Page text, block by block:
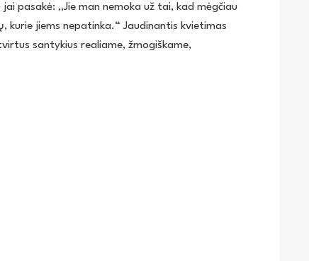
pasakė: „Jie man nemoka už tai, kad mėgčiau
kurie jiems nepatinka.“ Jaudinantis kvietimas
santykius realiame, žmogiškame,